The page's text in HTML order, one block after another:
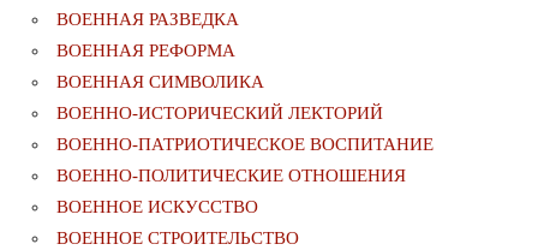
ВОЕННАЯ РАЗВЕДКА
ВОЕННАЯ РЕФОРМА
ВОЕННАЯ СИМВОЛИКА
ВОЕННО-ИСТОРИЧЕСКИЙ ЛЕКТОРИЙ
ВОЕННО-ПАТРИОТИЧЕСКОЕ ВОСПИТАНИЕ
ВОЕННО-ПОЛИТИЧЕСКИE ОТНОШЕНИЯ
ВОЕННОЕ ИСКУССТВО
ВОЕННОЕ СТРОИТЕЛЬСТВО